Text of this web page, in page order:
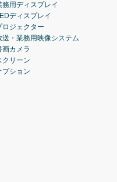
務用ディスプレイ
ディスプレイ
ロジェクター
送・業務用映像システム
画カメラ
クリーン
プション